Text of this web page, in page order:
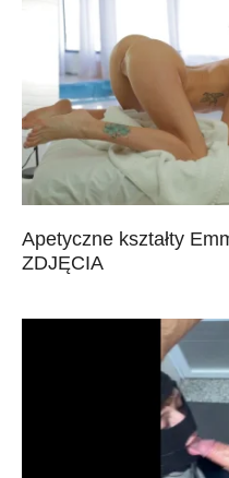
Apetyczne kształty
ZDJĘCIA